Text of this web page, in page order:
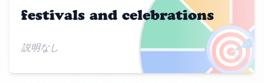
🎯
festivals and celebrations
説明なし